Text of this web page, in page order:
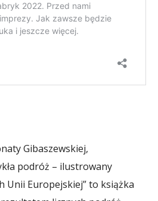
Gibaszewskiej,
podróż – ilustrowany
Unii Europejskiej” to książka